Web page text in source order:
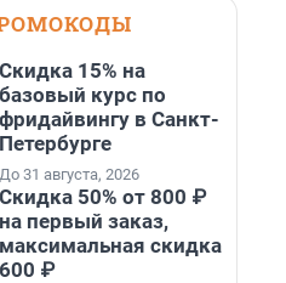
Скидка 15% на
базовый курс по
фридайвингу в Санкт-
Петербурге
До 31 августа, 2026
Скидка 50% от 800 ₽
на первый заказ,
максимальная скидка
600 ₽